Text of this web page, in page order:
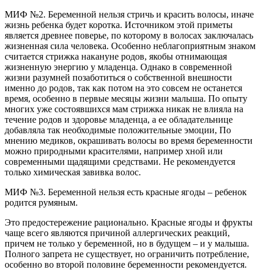
МИФ №2. Беременной нельзя стричь и красить волосы, иначе
жизнь ребенка будет коротка. Источником этой приметы
является древнее поверье, по которому в волосах заключалась
жизненная сила человека. Особенно неблагоприятным знаком
считается стрижка накануне родов, якобы отнимающая
жизненную энергию у младенца. Однако в современной
жизни разумней позаботиться о собственной внешности
именно до родов, так как потом на это совсем не останется
время, особенно в первые месяцы жизни малыша. По опыту
многих уже состоявшихся мам стрижка никак не влияла на
течение родов и здоровье младенца, а ее обладательнице
добавляла так необходимые положительные эмоции, По
мнению медиков, окрашивать волосы во время беременности
можно природными красителями, например хной или
современными щадящими средствами. Не рекомендуется
только химическая завивка волос.
МИФ №3. Беременной нельзя есть красные ягоды – ребенок
родится румяным.
Это предостережение рационально. Красные ягоды и фрукты
чаще всего являются причиной аллергических реакций,
причем не только у беременной, но в будущем – и у малыша.
Полного запрета не существует, но ограничить потребление,
особенно во второй половине беременности рекомендуется.